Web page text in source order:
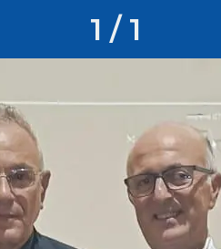
1 / 1